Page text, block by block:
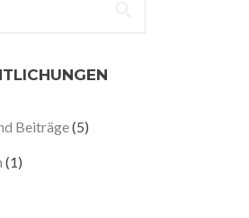
Beiträge(5)
(1)